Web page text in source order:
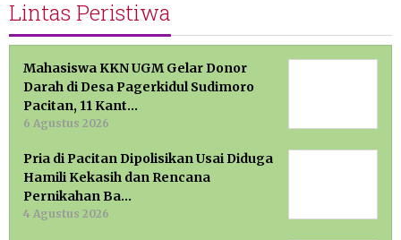
Lintas Peristiwa
Mahasiswa KKN UGM Gelar Donor
Darah di Desa Pagerkidul Sudimoro
Pacitan, 11 Kant…
6 Agustus 2026
Pria di Pacitan Dipolisikan Usai Diduga
Hamili Kekasih dan Rencana
Pernikahan Ba…
4 Agustus 2026